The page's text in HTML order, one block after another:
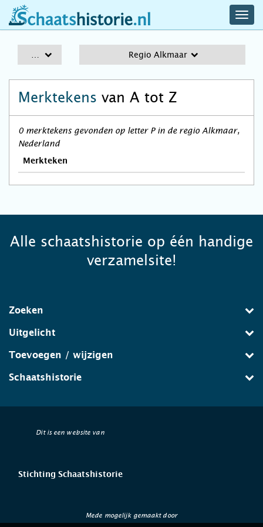
schaatshistorie.nl
Regio Alkmaar
Merktekens van A tot Z
0 merktekens gevonden op letter P in de regio Alkmaar,
Nederland
Merkteken
Alle schaatshistorie op één handige
verzamelsite!
Zoeken
Uitgelicht
Toevoegen / wijzigen
Schaatshistorie
Dit is een website van
Stichting Schaatshistorie
Mede mogelijk gemaakt door